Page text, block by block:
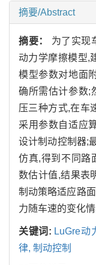
摘要/Abstract
摘要： 为了实现
动力学摩擦模型,
模型参数对地面
确所需估计参数;
压三种方式,在车
采用参数自适应
设计制动控制器;
仿真,得到不同路
数估计值,结果表
制动策略适应路
力随车速的变化
关键词: LuGre动
律, 制动控制